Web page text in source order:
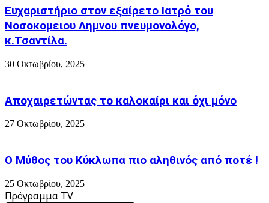
να
ξεπεραστούν
τα
βαριά
και
Νοτιάδες"
της
Βαρβαρας
Βλαχοπούλου
Ευχαριστήριο στον εξαίρετο Ιατρό του
Νοσοκομειου Λημνου πνευμονολόγο,
κ.Τσαντίλα.
30 Οκτωβρίου, 2025
Αποχαιρετώντας το καλοκαίρι και όχι μόνο
27 Οκτωβρίου, 2025
Ο Μύθος του Κύκλωπα πιο αληθινός από ποτέ !
25 Οκτωβρίου, 2025
Πρόγραμμα TV